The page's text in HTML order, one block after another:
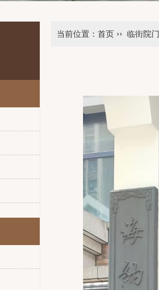
当前位置： 首页 ›› 临街院门